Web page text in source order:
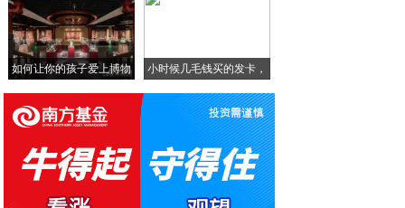
小屏也有大能量：推荐几款第五代骁龙8至尊
如何让你的孩子爱上博物
小时候几毛钱买的发卡，